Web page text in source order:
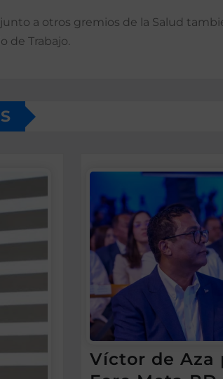
a otros gremios de la Salud
de Trabajo.
Víctor de Aza